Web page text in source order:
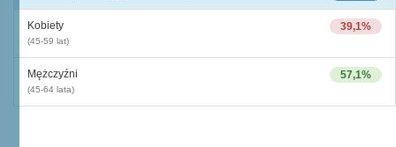
39,1%
Kobiety
(45-59 lat)
57,1%
Mężczyźni
(45-64 lata)